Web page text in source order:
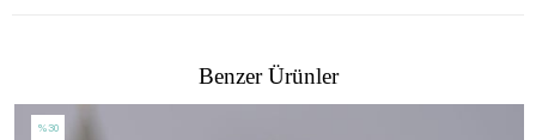
Benzer Ürünler
%30